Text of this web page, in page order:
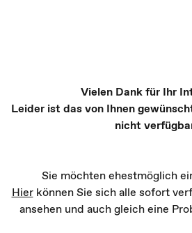
Vielen Dank für Ihr
Leider ist das von Ihnen
nicht
Sie möchten ehestmöglich
Hier können Sie sich alle sofort
ansehen und auch gleich eine